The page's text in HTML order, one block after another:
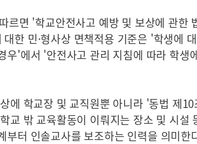
르면 '학교안전사고 예방 및 보상에 관한
대한 민·형사상 면책적용 기준은 '학생에
우'에서 '안전사고 관리 지침에 따라 학생
에 학교장 및 교직원뿐 아니라 '동법 제
교 밖 교육활동이 이뤄지는 장소 및 시설
부터 인솔교사를 보조하는 인력을 의미한